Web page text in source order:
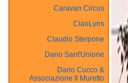
Caravan Circus
CiaoLyns
Claudio Sterpone
Dario Sant'Unione
Dario Cucco &
Associazione Il Muretto